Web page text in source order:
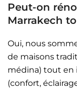
Peut-on
Marrakech
Oui, nous
de maisons
médina) tout en
(confort,